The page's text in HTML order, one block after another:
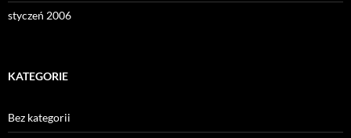
styczeń 2006
KATEGORIE
Bez kategorii